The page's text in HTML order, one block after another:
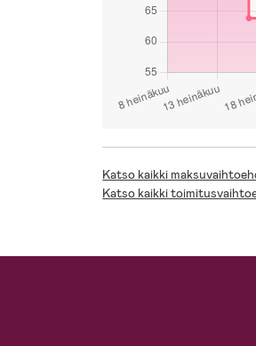
Katso kaikki
Katso kaikki